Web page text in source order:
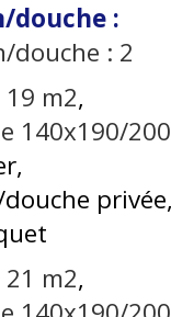
douche :
douche : 2
19 m2
140x190/200
privée
21 m2